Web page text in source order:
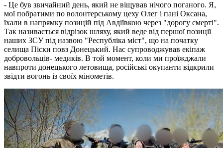
- Це був звичайний день, який не віщував нічого поганого. Я,
мої побратими по волонтерському цеху Олег і пані Оксана,
їхали в напрямку позицій під Авдіївкою через "дорогу смерті".
Так називається відрізок шляху, який веде від першої позиції
наших ЗСУ під назвою "Республіка міст", що на початку
селища Піски повз Донецький. Нас супроводжував екіпаж
добровольців- медиків. В той момент, коли ми проїжджали
навпроти донецького летовища, російські окупанти відкрили
звідти вогонь із своїх мінометів.